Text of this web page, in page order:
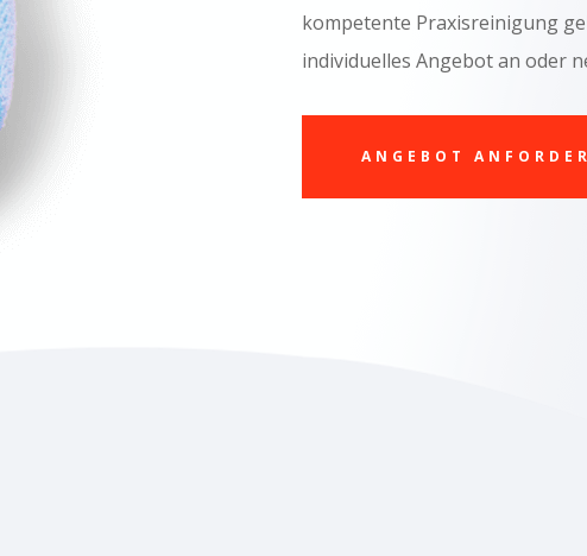
kompetente Praxisreinigung
individuelles Angebot an oder
ANGEBOT